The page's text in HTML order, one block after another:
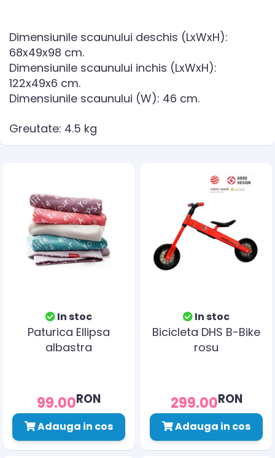
Dimensiunile scaunului deschis (LxWxH):
68x49x98 cm.
Dimensiunile scaunului inchis (LxWxH):
122x49x6 cm.
Dimensiunile scaunului (W): 46 cm.
Greutate: 4.5 kg
In stoc
Paturica Ellipsa
albastra
99.00RON
Adauga in cos
In stoc
Bicicleta DHS B-Bike
rosu
299.00RON
Adauga in cos